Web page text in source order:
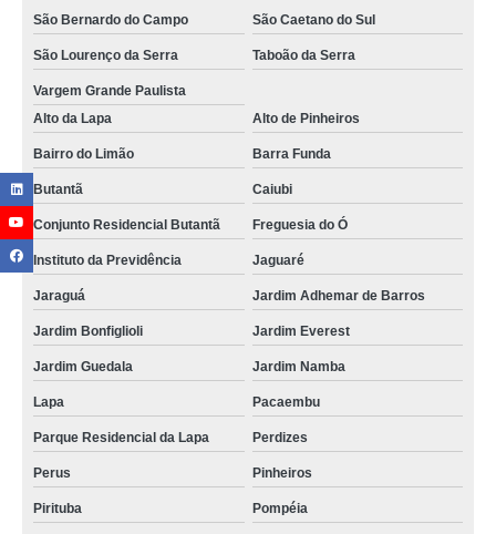
São Bernardo do Campo São Caetano do Sul
São Lourenço da Serra Taboão da Serra
Vargem Grande Paulista
Alto da Lapa
Alto de Pinheiros
Bairro do Limão Barra Funda
Butantã Caiubi
Conjunto Residencial Butantã Freguesia do Ó
Instituto da Previdência Jaguaré
Jaraguá Jardim Adhemar de Barros
Jardim Bonfiglioli Jardim Everest
Jardim Guedala Jardim Namba
Lapa Pacaembu
Parque Residencial da Lapa Perdizes
Perus Pinheiros
Pirituba Pompéia